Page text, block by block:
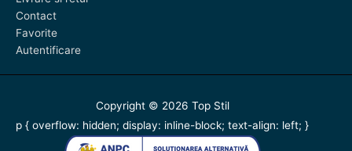
Contact
Favorite
Autentificare
Copyright © 2026 Top Stil
p { overflow: hidden; display: inline-block; text-align: left; }